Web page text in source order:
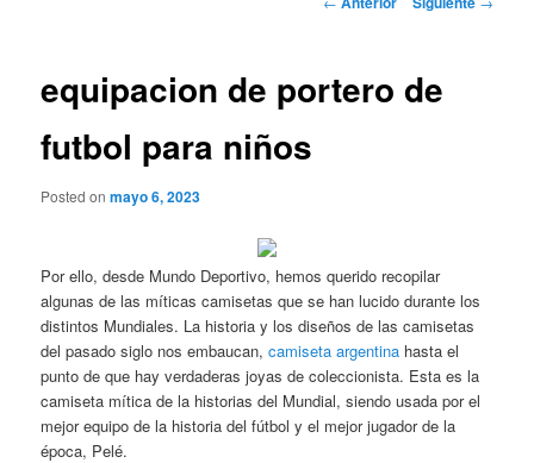
equipacion de portero de
futbol para niños
Posted onmayo 6, 2023
Por ello, desde Mundo Deportivo, hemos querido recopilar
algunas de las míticas camisetas que se han lucido durante los
distintos Mundiales. La historia y los diseños de las camisetas
del pasado siglo nos embaucan,camiseta argentina hasta el
punto de que hay verdaderas joyas de coleccionista. Esta es la
camiseta mítica de la historias del Mundial, siendo usada por el
mejor equipo de la historia del fútbol y el mejor jugador de la
época, Pelé.